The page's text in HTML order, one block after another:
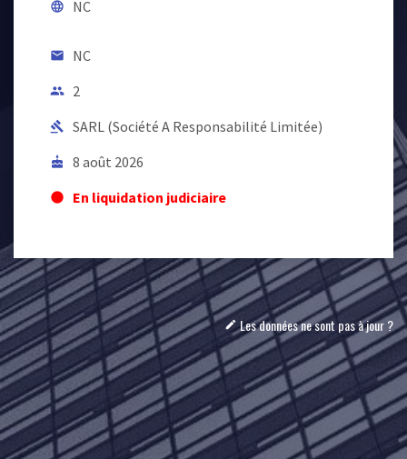
language NC
email NC
people 2
gavel SARL (Société A Responsabilité Limitée)
cake 8 août 2026
lens En liquidation judiciaire
mode_editLes données ne sont pas à jour ?